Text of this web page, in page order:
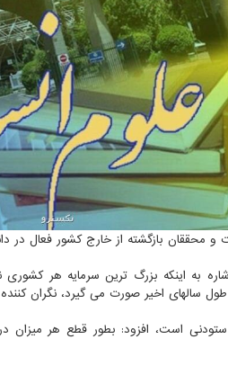
بازگشته از خارج کشور فعال در
به اینکه بزرگ ترین سرمایه هر کشوری
سالهای اخیر صورت می گیرد، نگران
است، افزود: بطور قطع هر میزان در